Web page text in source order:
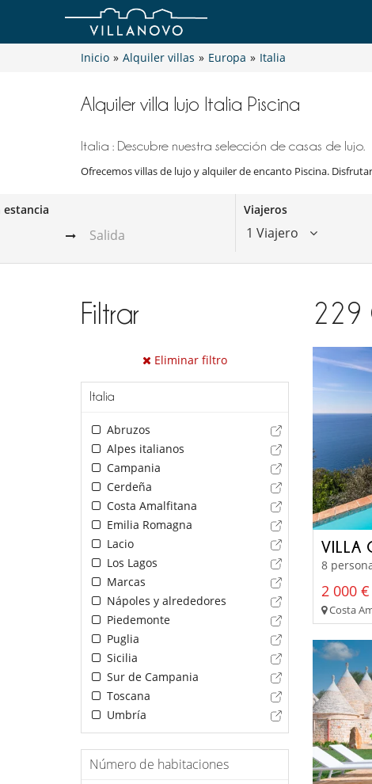
Inicio » Alquiler villas » Europa » Italia
Alquiler villa lujo Italia Piscina
Italia : Descubre nuestra selección de casas de lujo.
Ofrecemos villas de lujo y alquiler de encanto Piscina.
estancia Viajeros
1 Viajero
Filtrar
Eliminar filtro
Italia
Abruzos
Alpes italianos
Campania
Cerdeña
Costa Amalfitana
Emilia Romagna
Lacio
Los Lagos
Marcas
Nápoles y alrededores
Piedemonte
Puglia
Sicilia
Sur de Campania
Toscana
Umbría
Número de habitaciones
229
VILLA
8
2 000 €
Costa